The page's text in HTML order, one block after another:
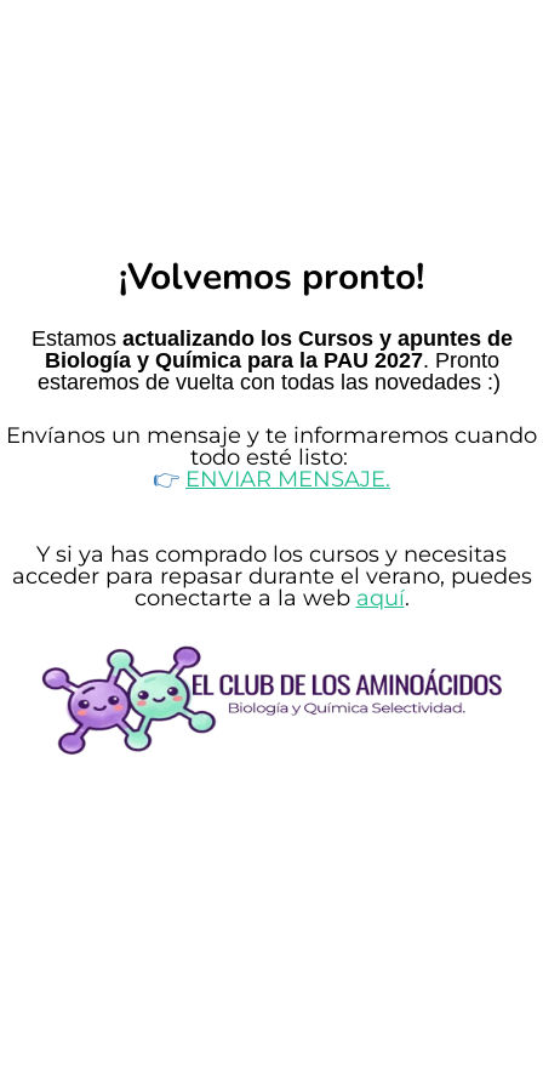
¡Volvemos pronto!
Estamos actualizando los Cursos y apuntes de
Biología y Química para la PAU 2027. Pronto
estaremos de vuelta con todas las novedades :)
Envíanos un mensaje y te informaremos cuando
todo esté listo:
👉​ ENVIAR MENSAJE.
Y si ya has comprado los cursos y necesitas
accederpara repasar durante el verano, puedes
conectarte a la web aquí.